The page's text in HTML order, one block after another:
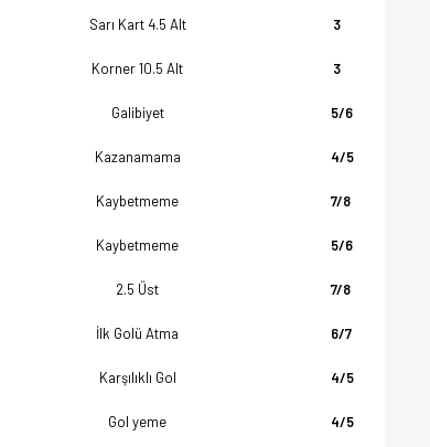
Sarı Kart 4.5 Alt 3
Korner 10.5 Alt 3
Galibiyet 5/6
Kazanamama 4/5
Kaybetmeme 7/8
Kaybetmeme 5/6
2.5 Üst 7/8
İlk Golü Atma 6/7
Karşılıklı Gol 4/5
Gol yeme 4/5